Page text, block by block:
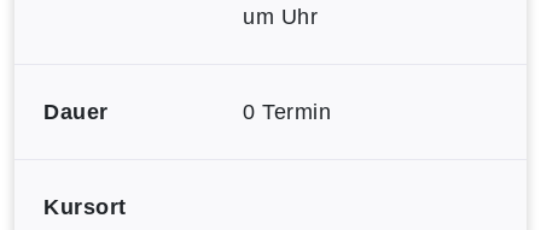
um Uhr
Dauer 0 Termin
Kursort